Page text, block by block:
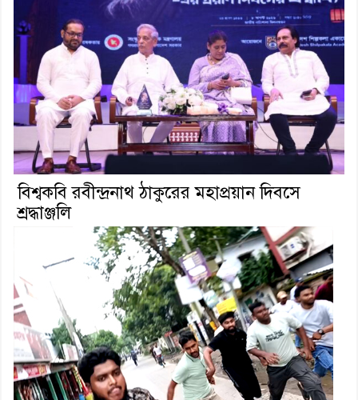
বিশ্বকবি রবীন্দ্রনাথ ঠাকুরের মহাপ্রয়ান দিবসে
শ্রদ্ধাঞ্জলি